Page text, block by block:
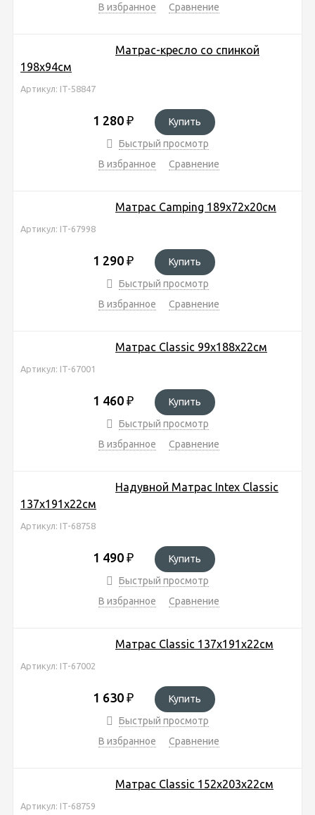
В избранное
Сравнение
Матрас-кресло со спинкой
198х94см
Артикул: IT-58847
1 280 ₽
Купить
Быстрый просмотр
В избранное
Сравнение
Матрас Camping 189х72х20см
Артикул: IT-67998
1 290 ₽
Купить
Быстрый просмотр
В избранное
Сравнение
Матрас Classic 99х188х22см
Артикул: IT-67001
1 460 ₽
Купить
Быстрый просмотр
В избранное
Сравнение
Надувной Матрас Intex Classic
137х191х22см
Артикул: IT-68758
1 490 ₽
Купить
Быстрый просмотр
В избранное
Сравнение
Матрас Classic 137х191х22см
Артикул: IT-67002
1 630 ₽
Купить
Быстрый просмотр
В избранное
Сравнение
Матрас Classic 152х203х22см
Артикул: IT-68759